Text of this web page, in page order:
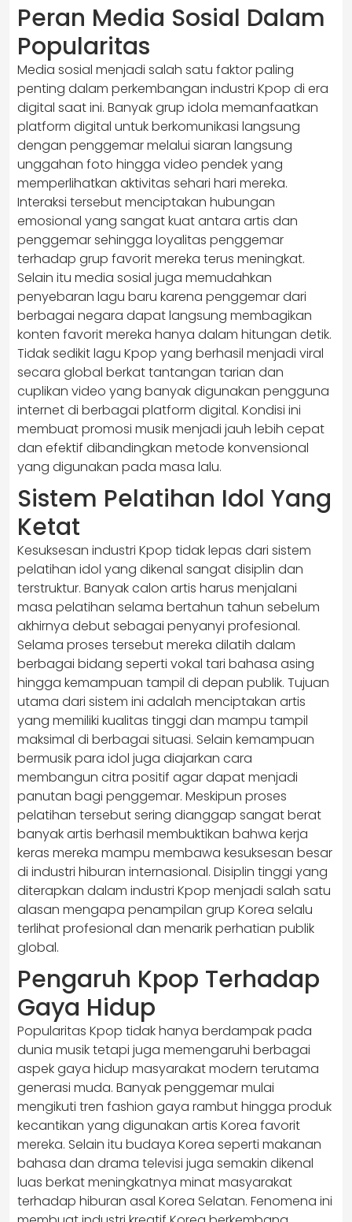
Peran Media Sosial Dalam
Popularitas
Media sosial menjadi salah satu faktor paling
penting dalam perkembangan industri Kpop di era
digital saat ini. Banyak grup idola memanfaatkan
platform digital untuk berkomunikasi langsung
dengan penggemar melalui siaran langsung
unggahan foto hingga video pendek yang
memperlihatkan aktivitas sehari hari mereka.
Interaksi tersebut menciptakan hubungan
emosional yang sangat kuat antara artis dan
penggemar sehingga loyalitas penggemar
terhadap grup favorit mereka terus meningkat.
Selain itu media sosial juga memudahkan
penyebaran lagu baru karena penggemar dari
berbagai negara dapat langsung membagikan
konten favorit mereka hanya dalam hitungan detik.
Tidak sedikit lagu Kpop yang berhasil menjadi viral
secara global berkat tantangan tarian dan
cuplikan video yang banyak digunakan pengguna
internet di berbagai platform digital. Kondisi ini
membuat promosi musik menjadi jauh lebih cepat
dan efektif dibandingkan metode konvensional
yang digunakan pada masa lalu.
Sistem Pelatihan Idol Yang
Ketat
Kesuksesan industri Kpop tidak lepas dari sistem
pelatihan idol yang dikenal sangat disiplin dan
terstruktur. Banyak calon artis harus menjalani
masa pelatihan selama bertahun tahun sebelum
akhirnya debut sebagai penyanyi profesional.
Selama proses tersebut mereka dilatih dalam
berbagai bidang seperti vokal tari bahasa asing
hingga kemampuan tampil di depan publik. Tujuan
utama dari sistem ini adalah menciptakan artis
yang memiliki kualitas tinggi dan mampu tampil
maksimal di berbagai situasi. Selain kemampuan
bermusik para idol juga diajarkan cara
membangun citra positif agar dapat menjadi
panutan bagi penggemar. Meskipun proses
pelatihan tersebut sering dianggap sangat berat
banyak artis berhasil membuktikan bahwa kerja
keras mereka mampu membawa kesuksesan besar
di industri hiburan internasional. Disiplin tinggi yang
diterapkan dalam industri Kpop menjadi salah satu
alasan mengapa penampilan grup Korea selalu
terlihat profesional dan menarik perhatian publik
global.
Pengaruh Kpop Terhadap
Gaya Hidup
Popularitas Kpop tidak hanya berdampak pada
dunia musik tetapi juga memengaruhi berbagai
aspek gaya hidup masyarakat modern terutama
generasi muda. Banyak penggemar mulai
mengikuti tren fashion gaya rambut hingga produk
kecantikan yang digunakan artis Korea favorit
mereka. Selain itu budaya Korea seperti makanan
bahasa dan drama televisi juga semakin dikenal
luas berkat meningkatnya minat masyarakat
terhadap hiburan asal Korea Selatan. Fenomena ini